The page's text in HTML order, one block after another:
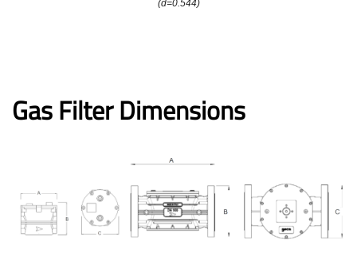
Gas Filter Dimensions